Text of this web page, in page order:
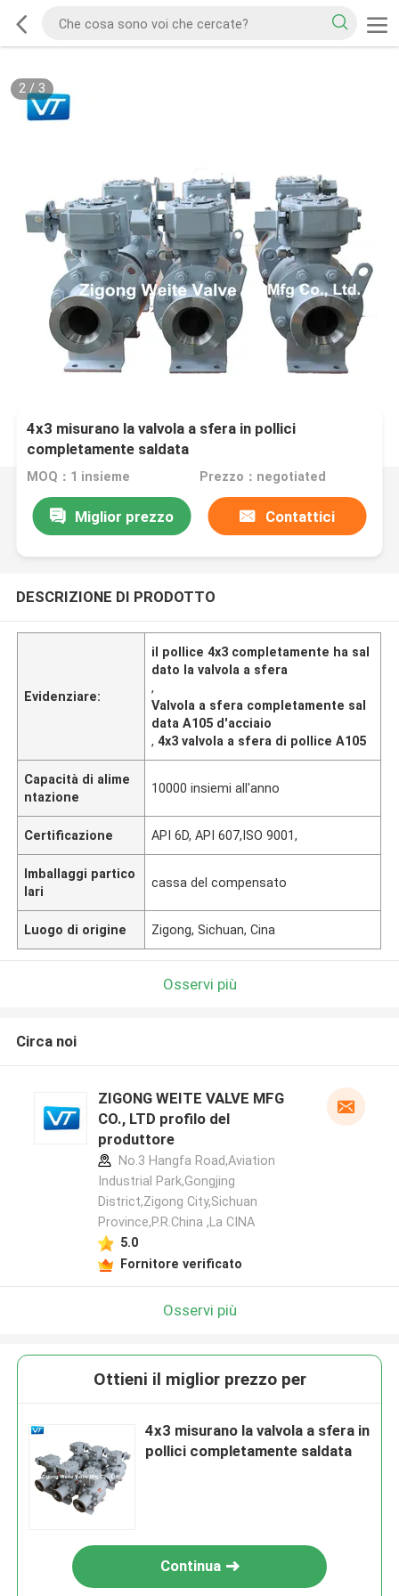
2/ 3
4x3 misurano la valvola a sfera in pollici
completamente saldata
MOQ：1 insieme Prezzo：negotiated
Miglior prezzo Contattici
DESCRIZIONE DI PRODOTTO
Evidenziare:
il pollice 4x3 completamente ha sal
dato la valvola a sfera
,
Valvola a sfera completamente sal
data A105 d'acciaio
,4x3 valvola a sfera di pollice A105
Capacità di alime
ntazione
10000 insiemi all'anno
Certificazione API 6D, API 607,ISO 9001,
Imballaggi partico
lari
cassa del compensato
Luogo di origine Zigong, Sichuan, Cina
Osservi più
Circa noi
ZIGONG WEITE VALVE MFG
CO., LTD profilo del
produttore
No.3 Hangfa Road,Aviation
Industrial Park,Gongjing
District,Zigong City,Sichuan
Province,P.R.China ,La CINA
5.0
Fornitore verificato
Osservi più
Ottieni il miglior prezzo per
4x3 misurano la valvola a sfera in
pollici completamente saldata
Continua